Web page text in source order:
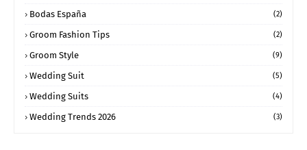
Bodas España (2)
Groom Fashion Tips (2)
Groom Style (9)
Wedding Suit (5)
Wedding Suits (4)
Wedding Trends 2026 (3)